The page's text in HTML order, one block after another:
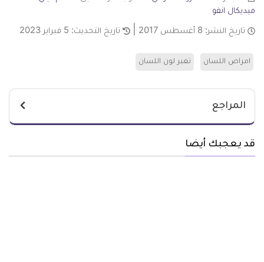
ميديكال انفو
تاريخ النشر: 8 أغسطس 2017 تاريخ التحديث: 5 فبراير 2023
امراض اللسان تغير لون اللسان
المراجع
قد يعجبك أيضا